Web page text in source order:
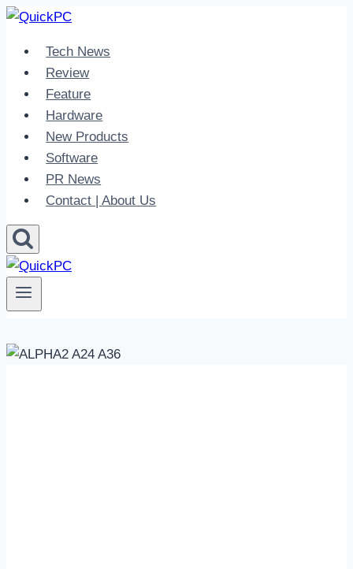
Skip
contentTech News
Review
Feature
Hardware
New Products
Software
PR News
Contact | About Us